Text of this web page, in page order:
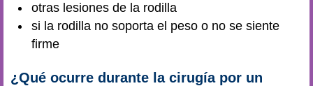
otras lesiones de la rodilla
si la rodilla no soporta el peso o no se siente
firme
¿Qué ocurre durante la cirugía por un